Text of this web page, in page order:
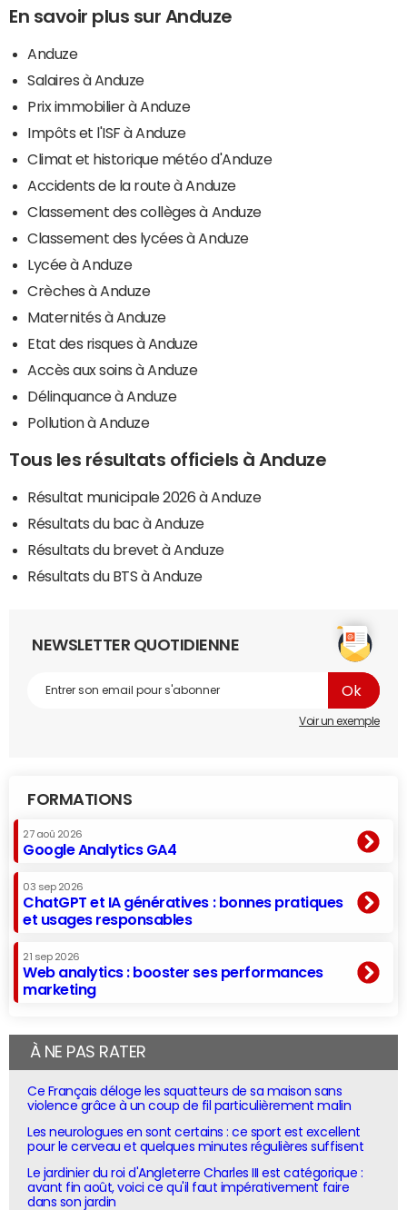
En savoir plus sur Anduze
Anduze
Salaires à Anduze
Prix immobilier à Anduze
Impôts et l'ISF à Anduze
Climat et historique météo d'Anduze
Accidents de la route à Anduze
Classement des collèges à Anduze
Classement des lycées à Anduze
Lycée à Anduze
Crèches à Anduze
Maternités à Anduze
Etat des risques à Anduze
Accès aux soins à Anduze
Délinquance à Anduze
Pollution à Anduze
Tous les résultats officiels à Anduze
Résultat municipale 2026 à Anduze
Résultats du bac à Anduze
Résultats du brevet à Anduze
Résultats du BTS à Anduze
NEWSLETTER QUOTIDIENNE
Voir un exemple
FORMATIONS
27 aoû 2026
Google Analytics GA4
03 sep 2026
ChatGPT et IA génératives : bonnes pratiques
et usages responsables
21 sep 2026
Web analytics : booster ses performances
marketing
À NE PAS RATER
Ce Français déloge les squatteurs de sa maison sans
violence grâce à un coup de fil particulièrement malin
Les neurologues en sont certains : ce sport est excellent
pour le cerveau et quelques minutes régulières suffisent
Le jardinier du roi d'Angleterre Charles III est catégorique :
avant fin août, voici ce qu'il faut impérativement faire
dans son jardin